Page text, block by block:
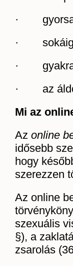
· gyorsan
· sokáig
· gyakran
· az
Mi az
Az online
idősebb
hogy
szerezzen
Az online
szexuális
§), a
zsarolás